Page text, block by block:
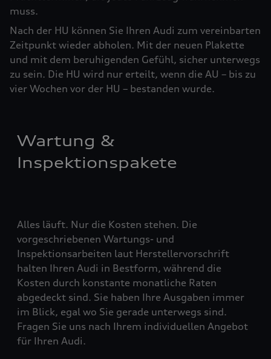
muss.
Nach der HU können Sie Ihren Audi zum vereinbarten
Zeitpunkt wieder abholen. Mit der neuen Plakette
und mit dem beruhigenden Gefühl, sicher unterwegs
zu sein. Die HU wird nur erteilt, wenn die AU – bis zu
vier ­Woch­en vor der HU – bestanden wurde.
Wartung &
Inspektionspakete
Alles läuft. Nur die Kosten stehen. Die
vorgeschriebenen Wartungs- und
Inspektionsarbeiten laut Herstellervorschrift
halten Ihren Audi in Bestform, während die
Kosten durch konstante monatliche Raten
abgedeckt sind. Sie haben Ihre Ausgaben immer
im Blick, egal wo Sie gerade unterwegs sind.
Fragen Sie uns nach Ihrem individuellen Angebot
für Ihren Audi.